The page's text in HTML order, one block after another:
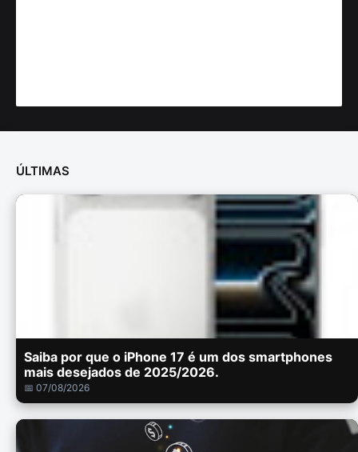
ÚLTIMAS
Saiba por que o iPhone 17 é um dos smartphones
mais desejados de 2025/2026.
📅 07/08/2026